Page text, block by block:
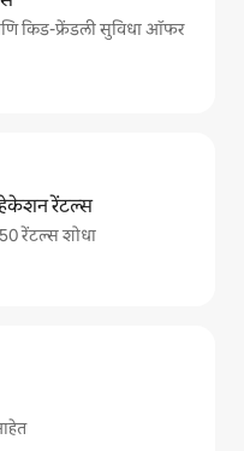
किड-फ्रेंडली सुविधा ऑफर
रेंटल्स
50 रेंटल्स शोधा